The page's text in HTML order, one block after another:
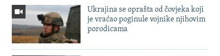
Ukrajina se oprašta od čovjeka koji
je vraćao poginule vojnike njihovim
porodicama